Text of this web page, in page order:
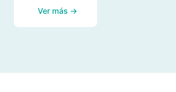
Ver más →